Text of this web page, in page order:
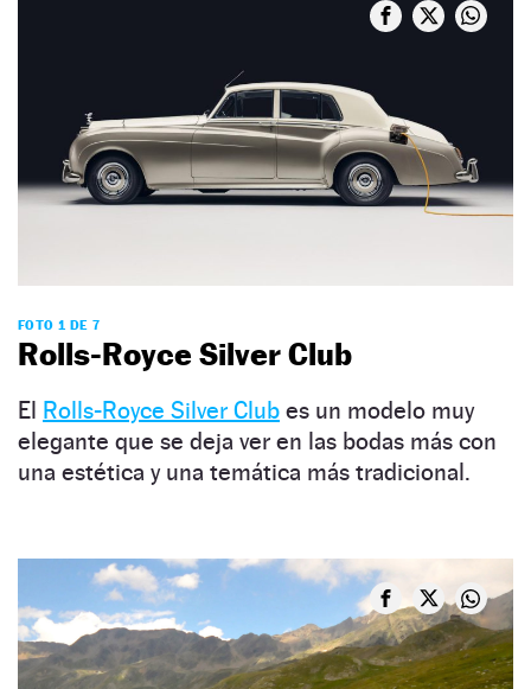
FOTO 1 DE 7
Rolls-Royce Silver Club
El Rolls-Royce Silver Club es un modelo muy
elegante que se deja ver en las bodas más con
una estética y una temática más tradicional.